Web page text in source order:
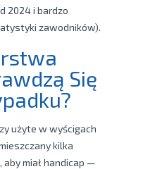
2024 i bardzo
zawodników).
Się
użyte w wyścigach
kilka
miał handicap —